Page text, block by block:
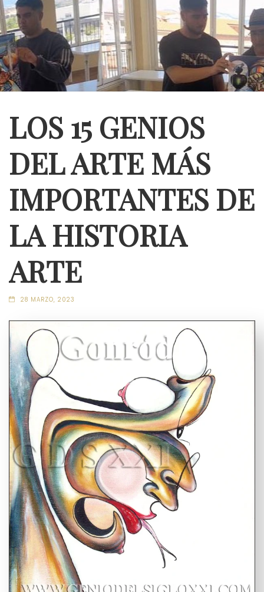
LOS 15 GENIOS
DEL ARTE MÁS
IMPORTANTES DE
LA HISTORIA
ARTE
28 MARZO, 2023